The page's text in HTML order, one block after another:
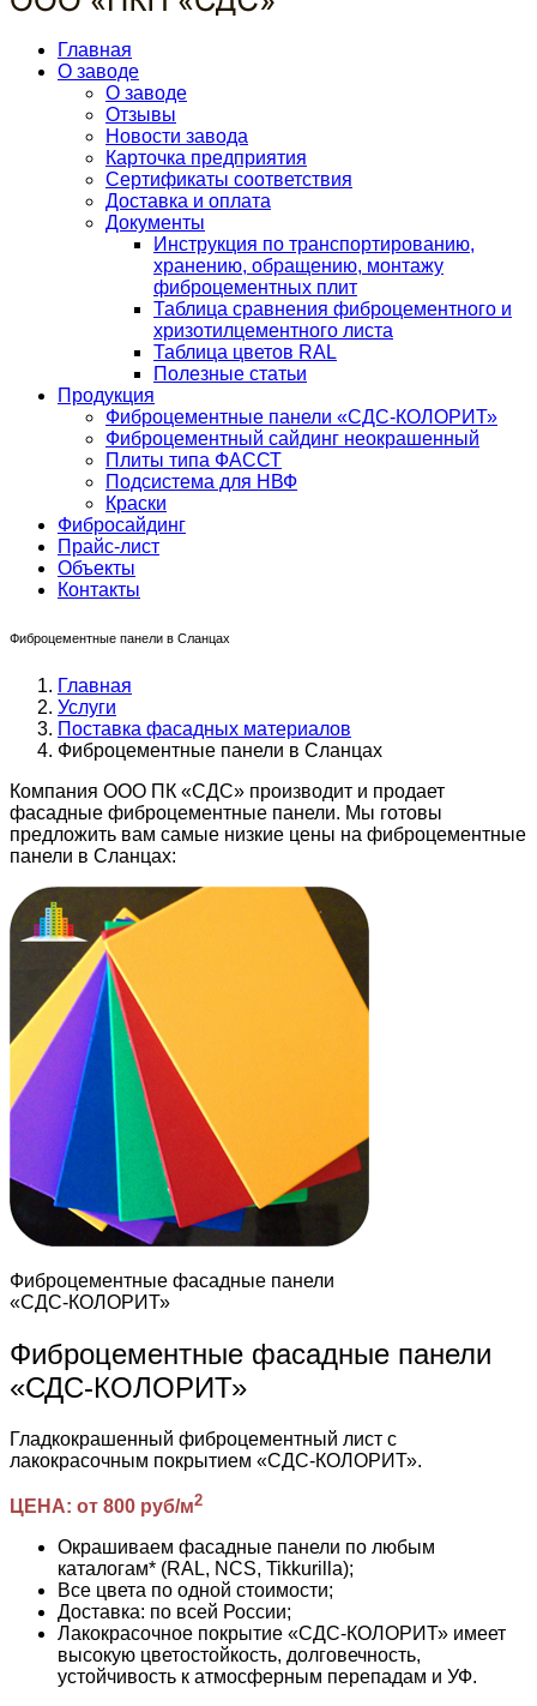
Главная
О заводе
О заводе
Отзывы
Новости завода
Карточка предприятия
Сертификаты соответствия
Доставка и оплата
Документы
Инструкция по транспортированию,
хранению, обращению, монтажу
фиброцементных плит
Таблица сравнения фиброцементного и
хризотилцементного листа
Таблица цветов RAL
Полезные статьи
Продукция
Фиброцементные панели «СДС-КОЛОРИТ»
Фиброцементный сайдинг неокрашенный
Плиты типа ФАССТ
Подсистема для НВФ
Краски
Фибросайдинг
Прайс-лист
Объекты
Контакты
Фиброцементные панели в Сланцах
Главная
Услуги
Поставка фасадных материалов
Фиброцементные панели в Сланцах
Компания ООО ПК «СДС» производит и продает
фасадные фиброцементные панели. Мы готовы
предложить вам самые низкие цены на фиброцементные
панели в Сланцах:
Фиброцементные фасадные панели
«СДС-КОЛОРИТ»
Фиброцементные фасадные панели
«СДС-КОЛОРИТ»
Гладкокрашенный фиброцементный лист с
лакокрасочным покрытием «СДС-КОЛОРИТ».
ЦЕНА: от 800 руб/м2
Окрашиваем фасадные панели по любым
каталогам* (RAL, NCS, Tikkurilla);
Все цвета по одной стоимости;
Доставка: по всей России;
Лакокрасочное покрытие «СДС-КОЛОРИТ» имеет
высокую цветостойкость, долговечность,
устойчивость к атмосферным перепадам и УФ.